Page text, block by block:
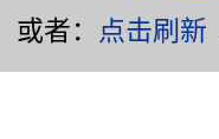
或者： 点击刷新